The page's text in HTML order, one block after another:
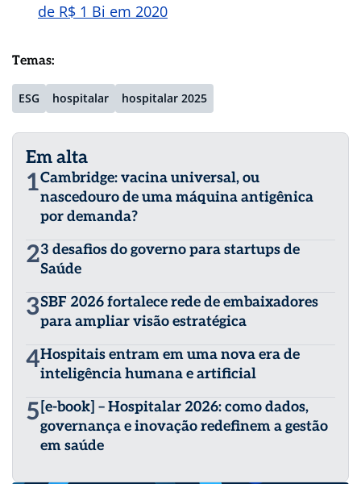
de R$ 1 Bi em 2020
Temas:
ESG hospitalar hospitalar 2025
Em alta
1Cambridge: vacina universal, ou
nascedouro de uma máquina antigênica
por demanda?
23 desafios do governo para startups de
Saúde
3SBF 2026 fortalece rede de embaixadores
para ampliar visão estratégica
4Hospitais entram em uma nova era de
inteligência humana e artificial
5 [e-book] – Hospitalar 2026: como dados,
governança e inovação redefinem a gestão
em saúde